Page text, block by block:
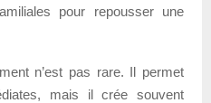
pour repousser une
n’est pas rare. Il permet
mais il crée souvent